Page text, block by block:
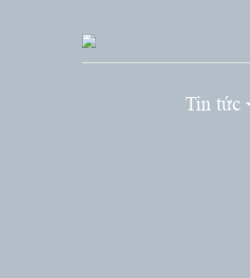
Tin tức